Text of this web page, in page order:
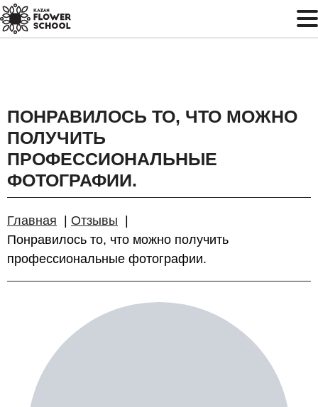
ПОНРАВИЛОСЬ ТО, ЧТО МОЖНО
ПОЛУЧИТЬ
ПРОФЕССИОНАЛЬНЫЕ
ФОТОГРАФИИ.
Главная
Отзывы
Понравилось то, что можно получить
профессиональные фотографии.